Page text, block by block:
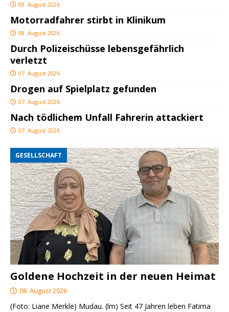
09. August 2026
Motorradfahrer stirbt in Klinikum
08. August 2026
Durch Polizeischüsse lebensgefährlich
verletzt
07. August 2026
Drogen auf Spielplatz gefunden
07. August 2026
Nach tödlichem Unfall Fahrerin attackiert
07. August 2026
GESELLSCHAFT
Goldene Hochzeit in der neuen Heimat
08. August 2026
(Foto: Liane Merkle) Mudau. (lm) Seit 47 Jahren leben Fatima